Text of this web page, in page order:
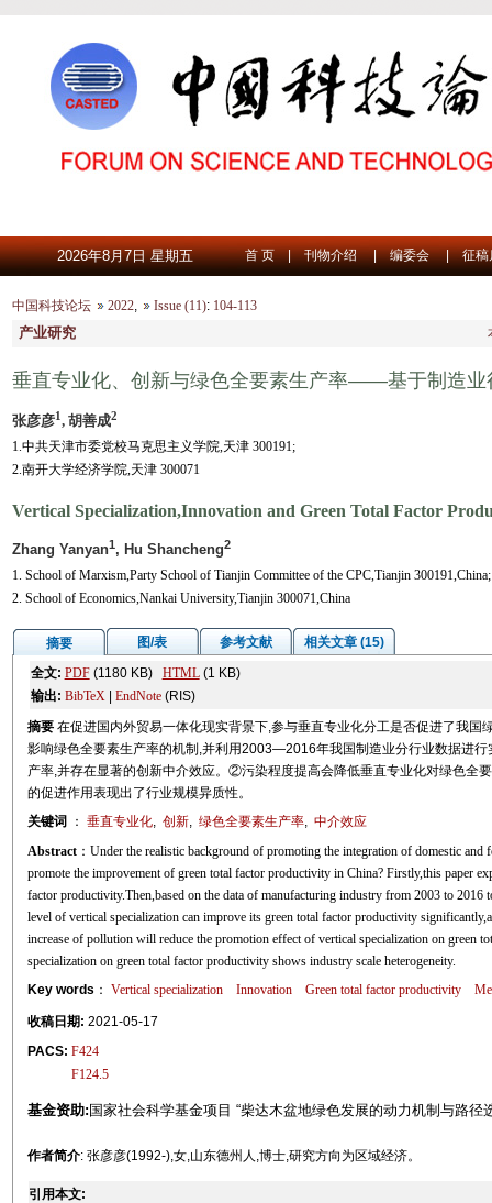
2026年8月7日 星期五 首 页 | 刊物介绍 | 编委会 | 征稿
中国科技论坛 2022, Issue (11):104-113
产业研究
垂直专业化、创新与绿色全要素生产率——基于制造业
张彦彦1, 胡善成2
1.中共天津市委党校马克思主义学院,天津 300191;
2.南开大学经济学院,天津 300071
Vertical Specialization,Innovation and Green Total Factor
Zhang Yanyan1, Hu Shancheng2
1. School of Marxism,Party School of Tianjin Committee of the CPC,Tianjin 300191,China;
2. School of Economics,Nankai University,Tianjin 300071,China
摘要 图/表 参考文献
相关文章 (15)
全文: PDF(1180 KB) HTML(1 KB)
输出: BibTeX| EndNote(RIS)
摘要 在促进国内外贸易一体化现实背景下,参与垂直专业化分工是否促进了我
影响绿色全要素生产率的机制,并利用2003—2016年我国制造业分行业数据进
产率,并存在显著的创新中介效应。②污染程度提高会降低垂直专业化对绿色全
的促进作用表现出了行业规模异质性。
关键词
： 垂直专业化, 创新, 绿色全要素生产率, 中介效应
Abstract：Under the realistic background of promoting the integration of domestic and
promote the improvement of green total factor productivity in China? Firstly,this paper
factor productivity.Then,based on the data of manufacturing industry from 2003 to
level of vertical specialization can improve its green total factor productivity
increase of pollution will reduce the promotion effect of vertical specialization on green
specialization on green total factor productivity shows industry scale heterogeneity.
Key words ： Vertical specialization Innovation Green total factor productivity
收稿日期: 2021-05-17
PACS: F424
F124.5
基金资助: 国家社会科学基金项目 “柴达木盆地绿色发展的动力机制与路径
作者简介: 张彦彦(1992-),女,山东德州人,博士,研究方向为区域经济。
引用本文: